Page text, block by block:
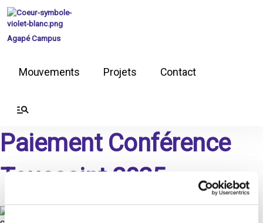
au
contenu
Agapé Campus
Mouvements Projets Contact
Paiement Conférence
Toussaint 2025